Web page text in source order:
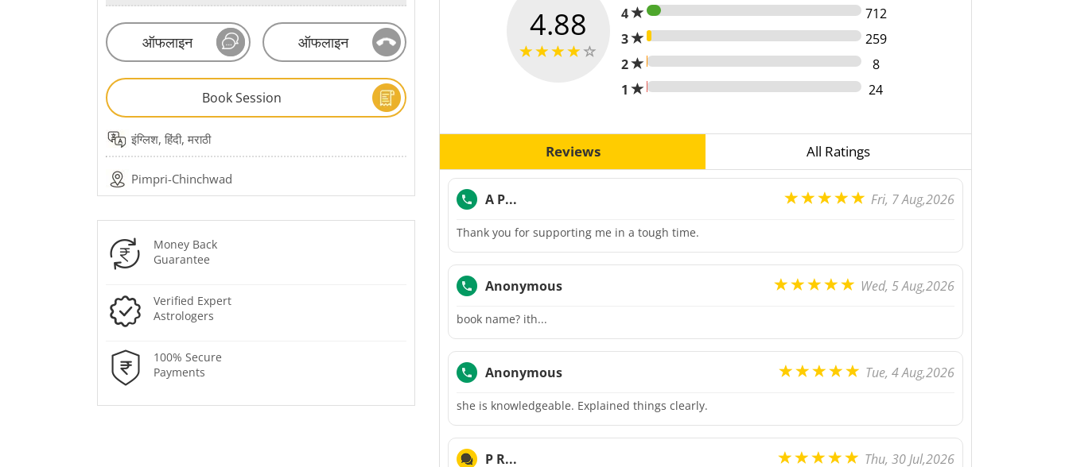
ऑफलाइन ऑफलाइन
Book Session
इंग्लिश, हिंदी, मराठी
Pimpri-Chinchwad
Money Back
Guarantee
Verified Expert
Astrologers
100% Secure
Payments
4.88
4
712
3
259
2
8
1
24
Reviews All Ratings
A P... Fri, 7 Aug,2026
Thank you for supporting me in a tough time.
Anonymous Wed, 5 Aug,2026
book name? ith...
Anonymous Tue, 4 Aug,2026
she is knowledgeable. Explained things clearly.
P R... Thu, 30 Jul,2026